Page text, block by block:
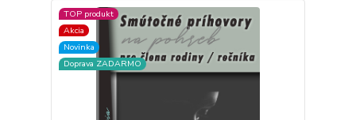
TOP produkt
Akcia
Novinka
Doprava ZADARMO